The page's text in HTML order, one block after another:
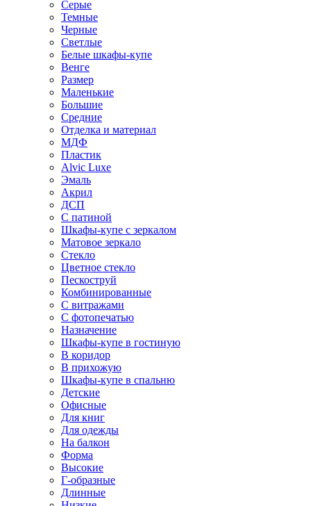
Серые
Темные
Черные
Светлые
Белые шкафы-купе
Венге
Размер
Маленькие
Большие
Средние
Отделка и материал
МДФ
Пластик
Alvic Luxe
Эмаль
Акрил
ДСП
С патиной
Шкафы-купе с зеркалом
Матовое зеркало
Стекло
Цветное стекло
Пескоструй
Комбинированные
С витражами
С фотопечатью
Назначение
Шкафы-купе в гостиную
В коридор
В прихожую
Шкафы-купе в спальню
Детские
Офисные
Для книг
Для одежды
На балкон
Форма
Высокие
Г-образные
Длинные